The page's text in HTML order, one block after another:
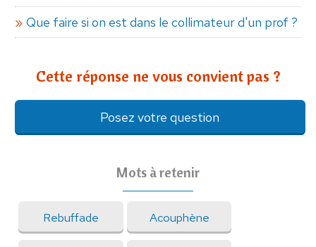
Que faire si on est dans le collimateur d'un prof ?
Cette réponse ne vous convient pas ?
Posez votre question
Mots à retenir
Rebuffade Acouphène